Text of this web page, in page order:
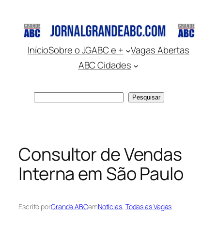
conteúdo
InícioSobre o JGABC e +
Vagas Abertas
ABC Cidades
Pesquisar
Consultor de Vendas
Interna em São Paulo
Escrito porGrande ABCemNotícias, Todas as Vagas